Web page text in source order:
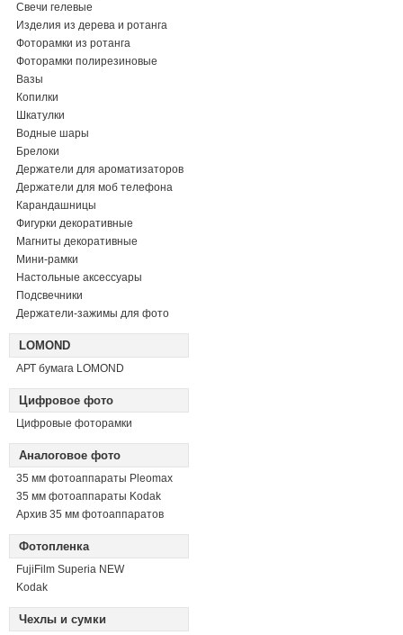
Свечи гелевые
Изделия из дерева и ротанга
Фоторамки из ротанга
Фоторамки полирезиновые
Вазы
Копилки
Шкатулки
Водные шары
Брелоки
Держатели для ароматизаторов
Держатели для моб телефона
Карандашницы
Фигурки декоративные
Магниты декоративные
Мини-рамки
Настольные аксессуары
Подсвечники
Держатели-зажимы для фото
LOMOND
АРТ бумага LOMOND
Цифровое фото
Цифровые фоторамки
Аналоговое фото
35 мм фотоаппараты Pleomax
35 мм фотоаппараты Kodak
Архив 35 мм фотоаппаратов
Фотопленка
FujiFilm Superia NEW
Kodak
Чехлы и сумки